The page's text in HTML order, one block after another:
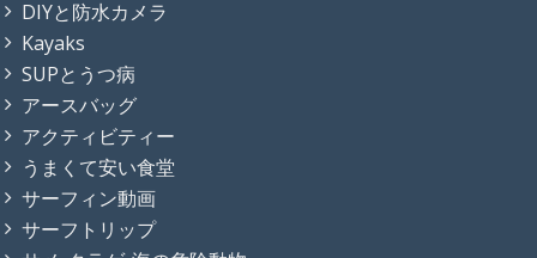
DIYと防水カメラ
Kayaks
SUPとうつ病
アースバッグ
アクティビティー
うまくて安い食堂
サーフィン動画
サーフトリップ